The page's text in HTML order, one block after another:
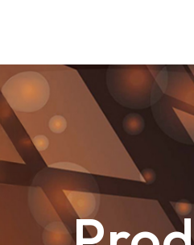
goldennet
產